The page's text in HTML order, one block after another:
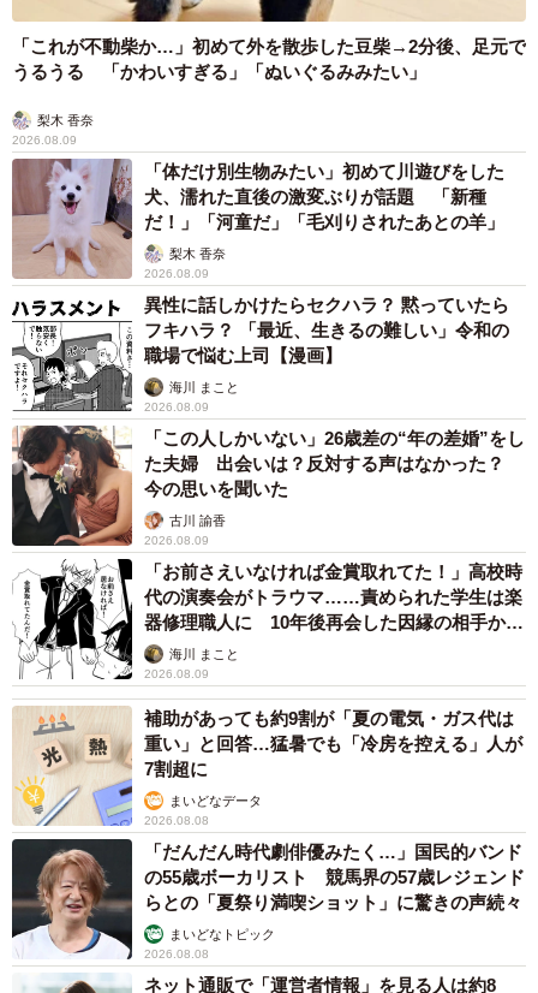
「これが不動柴か…」初めて外を散歩した豆柴→2分後、足元で
うるうる 「かわいすぎる」「ぬいぐるみみたい」
梨木 香奈
2026.08.09
「体だけ別生物みたい」初めて川遊びをした
犬、濡れた直後の激変ぶりが話題 「新種
だ！」「河童だ」「毛刈りされたあとの羊」
梨木 香奈
2026.08.09
異性に話しかけたらセクハラ？ 黙っていたら
フキハラ？ 「最近、生きるの難しい」令和の
職場で悩む上司【漫画】
海川 まこと
2026.08.09
「この人しかいない」26歳差の“年の差婚”をし
た夫婦 出会いは？反対する声はなかった？
今の思いを聞いた
古川 諭香
2026.08.09
「お前さえいなければ金賞取れてた！」高校時
代の演奏会がトラウマ……責められた学生は楽
器修理職人に 10年後再会した因縁の相手から
思わぬ申し出【漫画】
海川 まこと
2026.08.09
補助があっても約9割が「夏の電気・ガス代は
重い」と回答…猛暑でも「冷房を控える」人が
7割超に
まいどなデータ
2026.08.08
「だんだん時代劇俳優みたく…」国民的バンド
の55歳ボーカリスト 競馬界の57歳レジェンド
らとの「夏祭り満喫ショット」に驚きの声続々
まいどなトピック
2026.08.08
ネット通販で「運営者情報」を見る人は約8